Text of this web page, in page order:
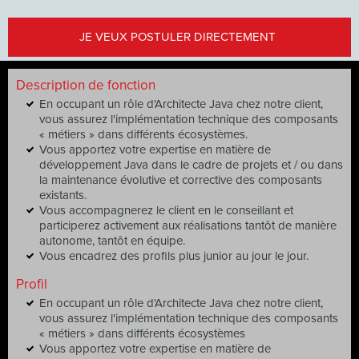
JE VEUX POSTULER DIRECTEMENT
Description de fonction
En occupant un rôle d'Architecte Java chez notre client,
vous assurez l'implémentation technique des composants
« métiers » dans différents écosystèmes.
Vous apportez votre expertise en matière de
développement Java dans le cadre de projets et / ou dans
la maintenance évolutive et corrective des composants
existants.
Vous accompagnerez le client en le conseillant et
participerez activement aux réalisations tantôt de manière
autonome, tantôt en équipe.
Vous encadrez des profils plus junior au jour le jour.
Profil
En occupant un rôle d'Architecte Java chez notre client,
vous assurez l'implémentation technique des composants
« métiers » dans différents écosystèmes
Vous apportez votre expertise en matière de